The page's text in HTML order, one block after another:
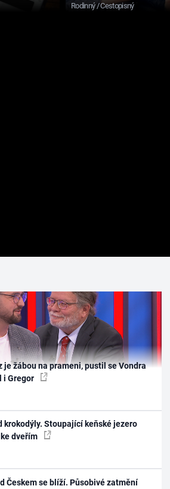
Rodinný / Cestopisný
je žábou na prameni, pustil se Vondra
i Gregor
krokodýly. Stoupající keňské jezero
dveřím
Českem se blíží. Působivé zatmění